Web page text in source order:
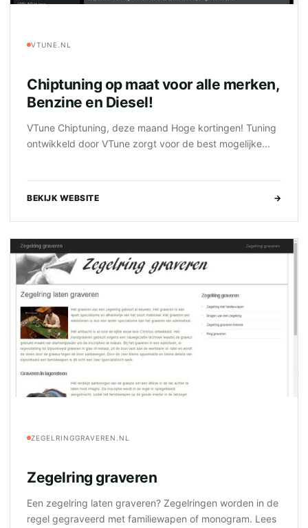
VTUNE.NL
Chiptuning op maat voor alle merken,
Benzine en Diesel!
VTune Chiptuning, deze maand Hoge kortingen! Tuning
ontwikkeld door VTune zorgt voor de best mogelijke...
BEKIJK WEBSITE →
ZEGELRINGGRAVEREN.NL
Zegelring graveren
Een zegelring laten graveren? Zegelringen worden in de
regel gegraveerd met familiewapen of monogram. Lees